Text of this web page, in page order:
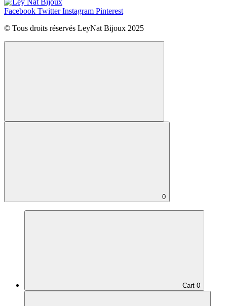
Facebook Twitter Instagram Pinterest
© Tous droits réservés LeyNat Bijoux 2025
0
Cart 0